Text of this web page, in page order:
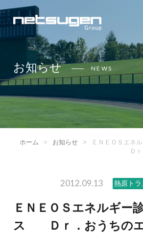
お知らせ NEWS
ホーム > お知らせ >
ＥＮＥＯＳエ
Ｄ
2012.09.13 熱原トラ
ＥＮＥＯＳエネルギー
ス Ｄｒ．おうちのエ